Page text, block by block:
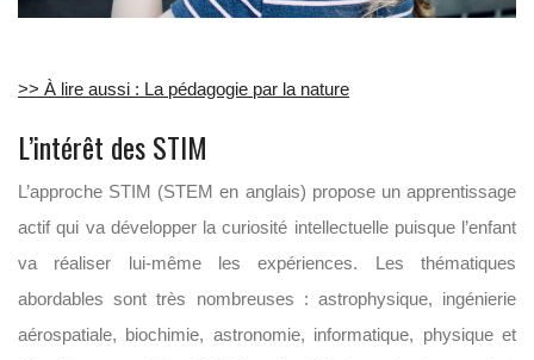
>> À lire aussi : La pédagogie par la nature
L’intérêt des STIM
L’approche STIM (STEM en anglais) propose un apprentissage
actif qui va développer la curiosité intellectuelle puisque l’enfant
va réaliser lui-même les expériences. Les thématiques
abordables sont très nombreuses : astrophysique, ingénierie
aérospatiale, biochimie, astronomie, informatique, physique et